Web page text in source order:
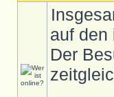
auf den
Der